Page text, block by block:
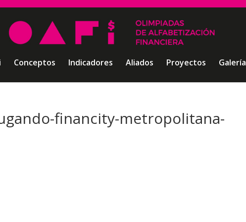
Conceptos Indicadores Aliados Proyectos Galería
financity-metropolitana-